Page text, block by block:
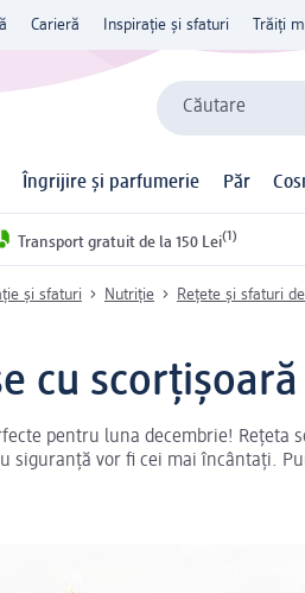
Carieră Inspirație și sfaturi Trăiți
Căutare
Îngrijire și parfumerie Păr
Transport gratuit de la 150 Lei(1)
și sfaturi Nutriție Rețete și sfaturi
cu
pentru luna decembrie! Rețeta
siguranță vor fi cei mai încântați.